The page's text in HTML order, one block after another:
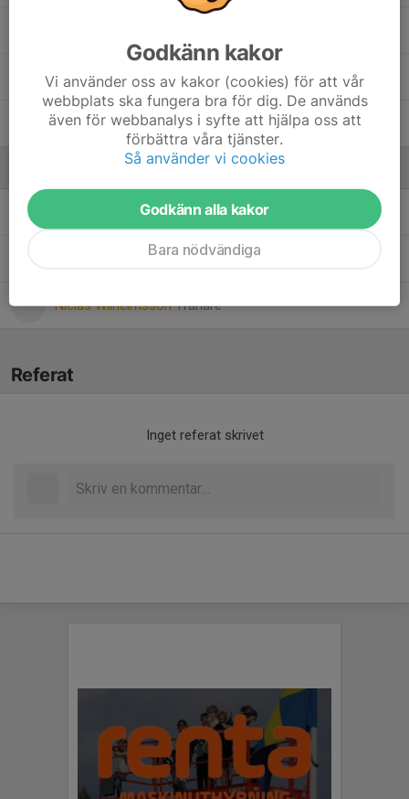
Wilma Ringström , Damjuniorerna
Emma Svensson, Damjuniorerna
Lasse HellbergLagledare
Lasse StrömbergAnalytiker
Niclas WilhelmssonTränare
Referat
Inget referat skrivet
Godkänn kakor
Vi använder oss av kakor (cookies) för att vår
webbplats ska fungera bra för dig. De används
även för webbanalys i syfte att hjälpa oss att
förbättra våra tjänster.
Så använder vi cookies
Godkänn alla kakor
Bara nödvändiga